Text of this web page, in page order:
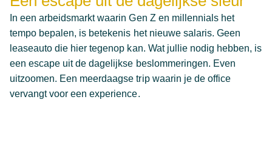
In een arbeidsmarkt waarin Gen Z en millennials het
tempo bepalen, is betekenis het nieuwe salaris. Geen
leaseauto die hier tegenop kan. Wat jullie nodig hebben, is
een escape uit de dagelijkse beslommeringen. Even
uitzoomen. Een meerdaagse trip waarin je de office
vervangt voor een experience.